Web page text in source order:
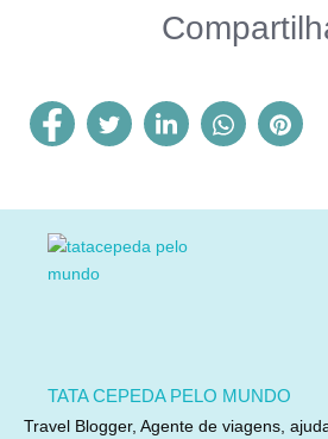
TATA CEPEDA PELO MUNDO
Travel Blogger, Agente de viagens,